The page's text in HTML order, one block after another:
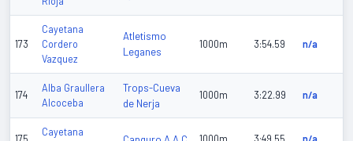
173
Cayetana
Cordero
Vazquez
Atletismo
Leganes
1000m 3:54.59 n/a
174
Alba Graullera
Alcoceba
Trops-Cueva
de Nerja
1000m 3:22.99 n/a
Cayetana